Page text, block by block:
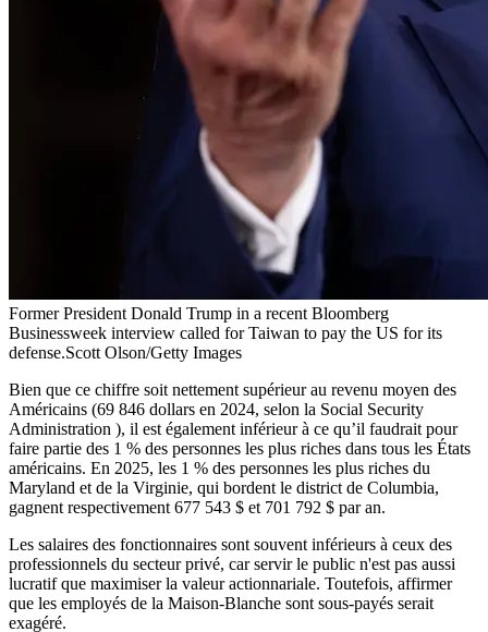
Former President Donald Trump in a recent Bloomberg
Businessweek interview called for Taiwan to pay the US for its
defense.Scott Olson/Getty Images
Bien que ce chiffre soit nettement supérieur au revenu moyen des
Américains (69 846 dollars en 2024, selon la Social Security
Administration ), il est également inférieur à ce qu’il faudrait pour
faire partie des 1 % des personnes les plus riches dans tous les États
américains. En 2025, les 1 % des personnes les plus riches du
Maryland et de la Virginie, qui bordent le district de Columbia,
gagnent respectivement 677 543 $ et 701 792 $ par an.
Les salaires des fonctionnaires sont souvent inférieurs à ceux des
professionnels du secteur privé, car servir le public n'est pas aussi
lucratif que maximiser la valeur actionnariale. Toutefois, affirmer
que les employés de la Maison-Blanche sont sous-payés serait
exagéré.